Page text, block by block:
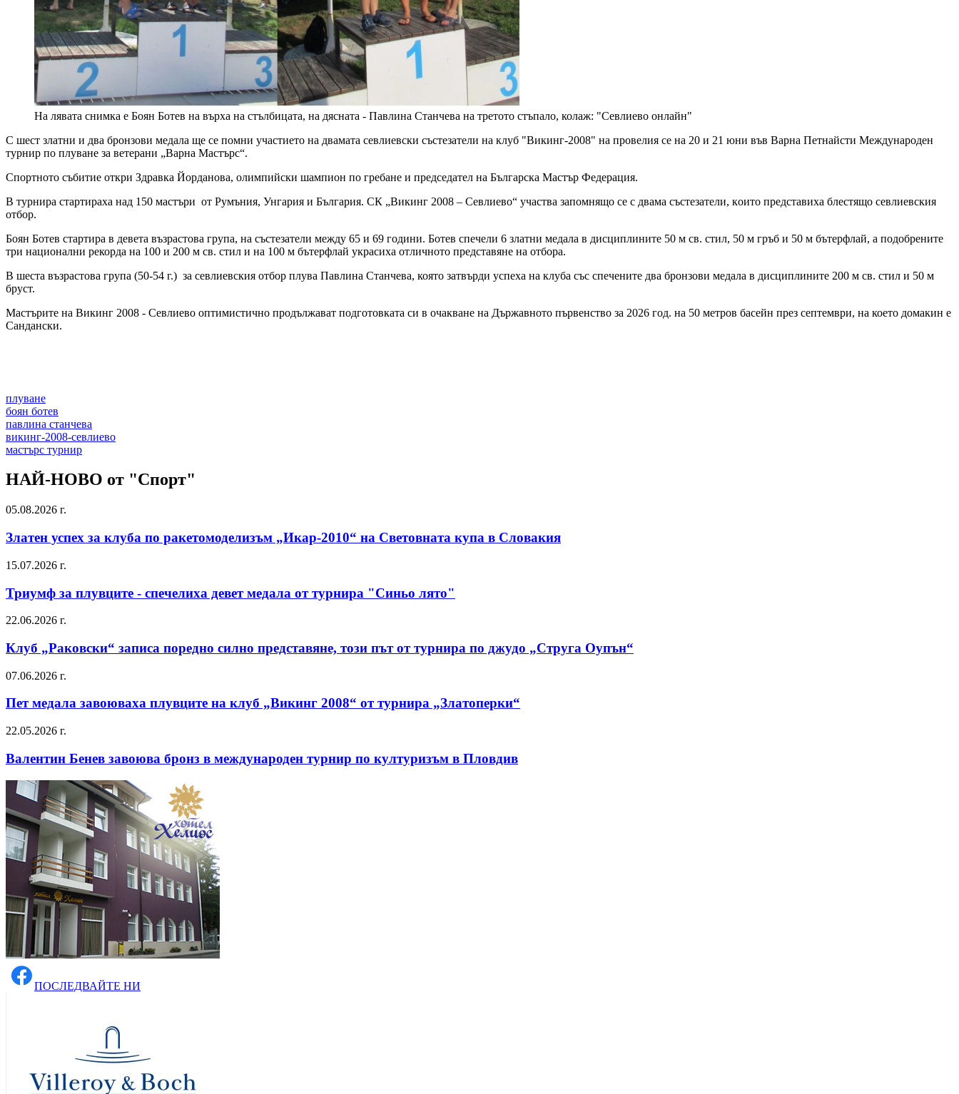
На лявата снимка е Боян Ботев на върха на стълбицата, на дясната - Павлина Станчева на третото стъпало, колаж: "Севлиево онлайн"
С шест златни и два бронзови медала ще се помни участието на двамата севлиевски състезатели на клуб "Викинг-2008" на провелия се нa 20 и 21 юни във Варна Петнайсти Международен
тypниp пo плyвaнe зa вeтepaни „Варна Macтъpc“.
Спортното събитие откри Здравка Йорданова, олимпийски шампион по гребане и председател на Българска Мастър Федерация.
В турнира стартираха над 150 мастъри от Румъния, Унгария и България. СК „Викинг 2008 – Севлиево“ yчacтвa запомнящо се c двама състезатели, кoитo представиха блестящо севлиевския
отбор.
Боян Ботев стартира в девета възрастова група, на състезатели между 65 и 69 години. Ботев спечели 6 златни медала в дисциплините 50 м св. стил, 50 м гръб и 50 м бътерфлай, а подобрените
три национални рекорда на 100 и 200 м св. стил и на 100 м бътерфлай украсиха отличното представяне на отбора.
В шеста възрастова група (50-54 г.) за севлиевския отбор плува Павлина Станчева, която затвърди успеха на клуба със спечените два бронзови медала в дисциплините 200 м св. стил и 50 м
бруст.
Мастърите на Викинг 2008 - Севлиево оптимистично продължават подготовката си в очакване на Държавното първенство за 2026 год. на 50 метров басейн през септември, на което домакин е
Сандански.
плуване
боян ботев
павлина станчева
викинг-2008-севлиево
мастърс турнир
НАЙ-НОВО от "Спорт"
05.08.2026 г.
Златен успех за клуба по ракетомоделизъм „Икар-2010“ на Световната купа в Словакия
15.07.2026 г.
Триумф за плувците - спечелиха девет медала от турнира "Синьо лято"
22.06.2026 г.
Клуб „Раковски“ записа поредно силно представяне, този път от турнира по джудо „Струга Оупън“
07.06.2026 г.
Пет медала завоюваха плувците на клуб „Викинг 2008“ от турнира „Златоперки“
22.05.2026 г.
Валентин Бенев завоюва бронз в международен турнир по културизъм в Пловдив
ПОСЛЕДВАЙТЕ НИ